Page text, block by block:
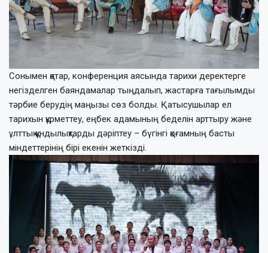
Сонымен қатар, конференция аясында тарихи деректерге
негізделген баяндамалар тыңдалып, жастарға тағылымды
тәрбие берудің маңызы сөз болды. Қатысушылар ел
тарихын құрметтеу, еңбек адамының беделін арттыру және
ұлттық құндылықтарды дәріптеу – бүгінгі қоғамның басты
міндеттерінің бірі екенін жеткізді.